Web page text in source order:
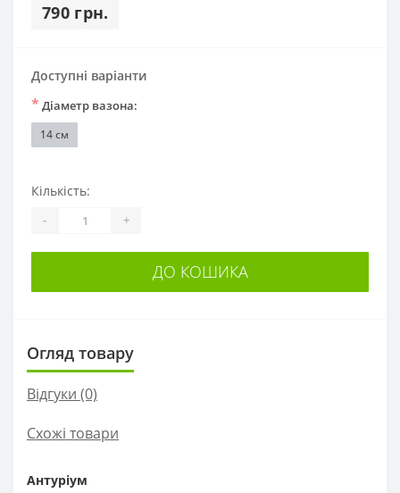
790 грн.
Доступні варіанти
* Діаметр вазона:
14 см
Кількість:
- +
ДО КОШИКА
Огляд товару
Відгуки (0)
Схожі товари
Антуріум